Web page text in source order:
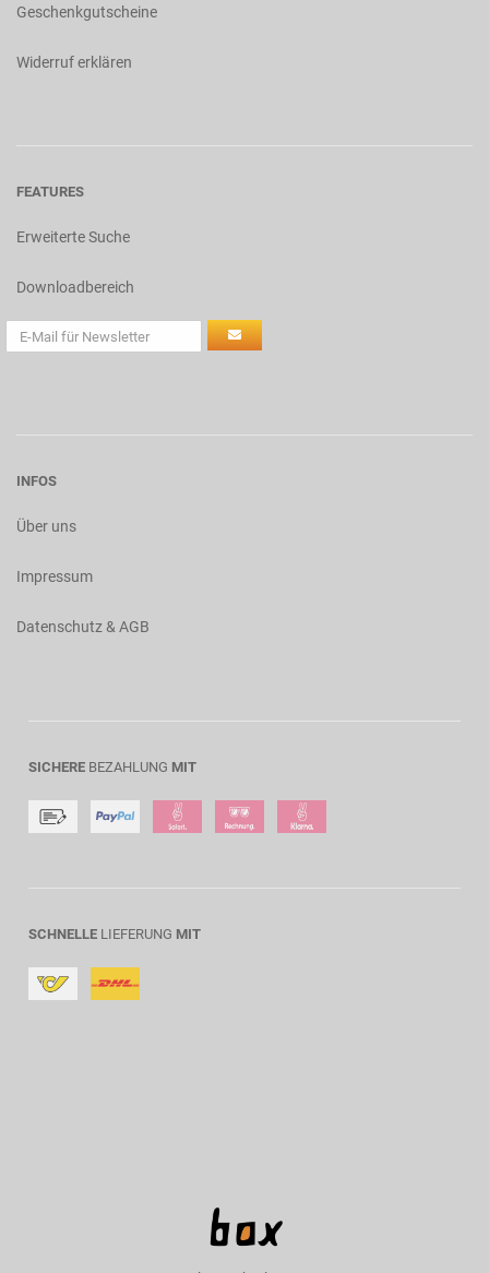
Geschenkgutscheine
Widerruf erklären
FEATURES
Erweiterte Suche
Downloadbereich
INFOS
Über uns
Impressum
Datenschutz & AGB
SICHERE BEZAHLUNG MIT
SCHNELLE LIEFERUNG MIT